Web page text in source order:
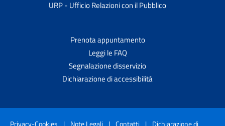
URP - Ufficio Relazioni con il Pubblico
Prenota appuntamento
Leggi le FAQ
Segnalazione disservizio
Dichiarazione di accessibilità